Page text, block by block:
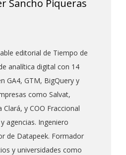
Sancho Piqueras
editorial de Tiempo de
analítica digital con 14
GA4, GTM, BigQuery y
como Salvat,
y COO Fraccional
agencias. Ingeniero
de Datapeek. Formador
y universidades como